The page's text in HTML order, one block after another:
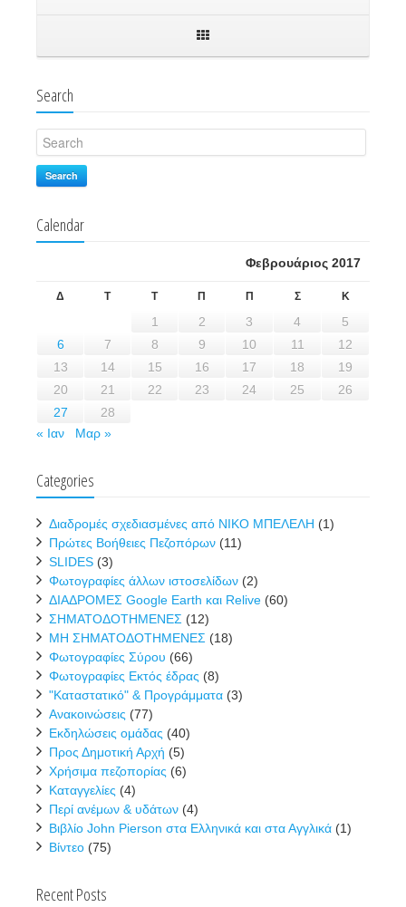
Search
Search
Calendar
Φεβρουάριος 2017
Δ Τ Τ Π Π Σ Κ
1 2 3 4
5
6
7 8 9 10 11
12
13
14 15 16 17 18
19
20
21 22 23 24 25
26
27
28
« Ιαν
Μαρ »
Categories
Διαδρομές σχεδιασμένες από ΝΙΚΟ ΜΠΕΛΕΛΗ (1)
Πρώτες Βοήθειες Πεζοπόρων (11)
SLIDES (3)
Φωτογραφίες άλλων ιστοσελίδων (2)
ΔΙΑΔΡΟΜΕΣ Google Earth και Relive (60)
ΣΗΜΑΤΟΔΟΤΗΜΕΝΕΣ (12)
ΜΗ ΣΗΜΑΤΟΔΟΤΗΜΕΝΕΣ (18)
Φωτογραφίες Σύρου (66)
Φωτογραφίες Εκτός έδρας (8)
"Καταστατικό" & Προγράμματα (3)
Ανακοινώσεις (77)
Εκδηλώσεις ομάδας (40)
Προς Δημοτική Αρχή (5)
Χρήσιμα πεζοπορίας (6)
Καταγγελίες (4)
Περί ανέμων & υδάτων (4)
Βιβλίο John Pierson στα Ελληνικά και στα Αγγλικά (1)
Βίντεο (75)
Recent Posts